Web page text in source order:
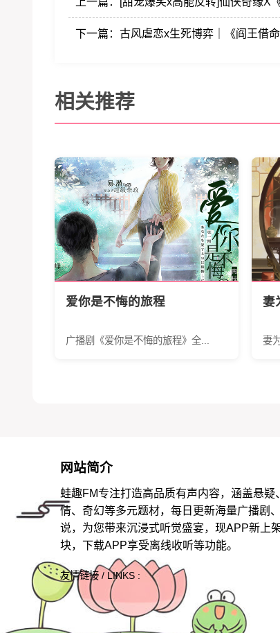
下一篇： 古风虐恋x生死博弈｜《阎王借
相关推荐
爱你是不悔的旅程
广播剧《爱你是不悔的旅程》全...
妻
妻
网站简介
蛙趣FM专注打造高品质有声内容，涵盖悬疑
情、奇幻等多元题材，每日更新海量广播剧
说，为您带来沉浸式听觉盛宴，现APP新上
块，下载APP享受离线收听等功能。
友情链接 / LINKS :